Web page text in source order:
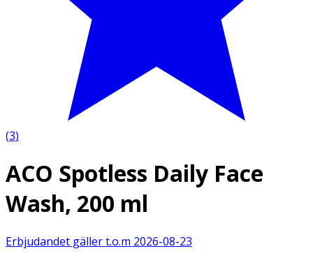
(3)
ACO Spotless Daily Face
Wash, 200 ml
Erbjudandet gäller t.o.m 2026-08-23